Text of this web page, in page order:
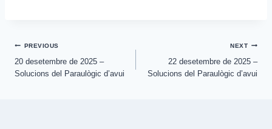
Post
navigation
PREVIOUS
20 desetembre de 2025 –
Solucions del Paraulògic d’avui
NEXT
22 desetembre de 2025 –
Solucions del Paraulògic d’avui